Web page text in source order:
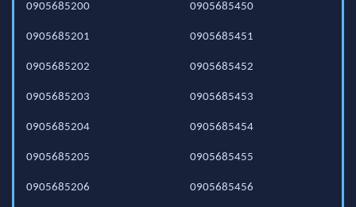
0905685200
0905685201
0905685202
0905685203
0905685204
0905685205
0905685206
0905685450
0905685451
0905685452
0905685453
0905685454
0905685455
0905685456